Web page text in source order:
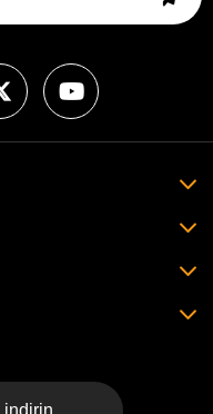
indirin